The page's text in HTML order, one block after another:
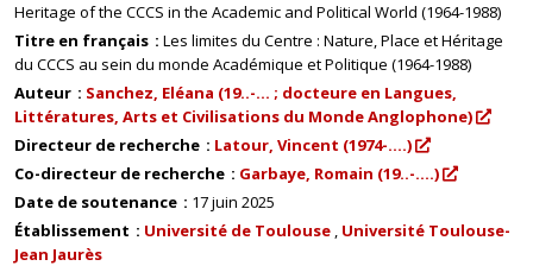
Heritage of the CCCS in the Academic and Political World (1964-1988)
Titre en français
Les limites du Centre : Nature, Place et Héritage
du CCCS au sein du monde Académique et Politique (1964-1988)
Auteur
Sanchez, Eléana (19..-... ; docteure en Langues,
Littératures, Arts et Civilisations du Monde Anglophone)
Directeur de recherche
Latour, Vincent (1974-....)
Co-directeur de recherche
Garbaye, Romain (19..-....)
Date de soutenance
17 juin 2025
Établissement
Université de Toulouse Université Toulouse-
Jean Jaurès